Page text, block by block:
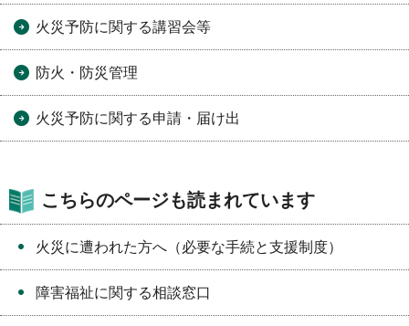
火災予防に関する講習会等
防火・防災管理
火災予防に関する申請・届け出
こちらのページも読まれています
火災に遭われた方へ（必要な手続と支援制度）
障害福祉に関する相談窓口